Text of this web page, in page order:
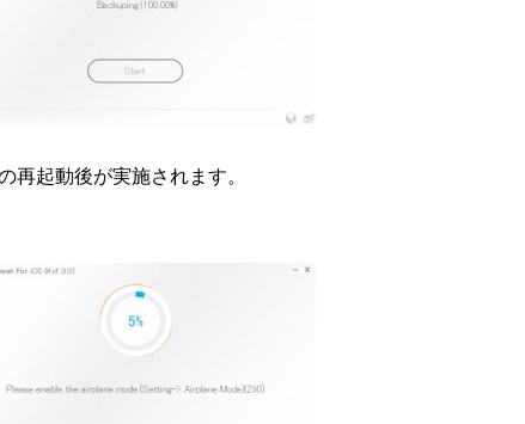
再起動後が実施されます。